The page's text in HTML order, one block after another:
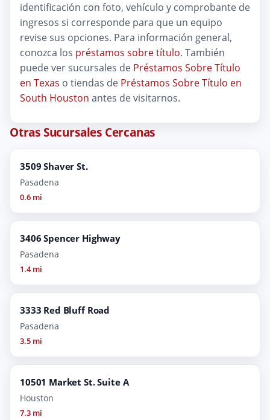
identificación con foto, vehículo y comprobante de
ingresos si corresponde para que un equipo
revise sus opciones. Para información general,
conozca los préstamos sobre título. También
puede ver sucursales de Préstamos Sobre Título
en Texas o tiendas de Préstamos Sobre Título en
South Houston antes de visitarnos.
Otras Sucursales Cercanas
3509 Shaver St.
Pasadena
0.6 mi
3406 Spencer Highway
Pasadena
1.4 mi
3333 Red Bluff Road
Pasadena
3.5 mi
10501 Market St. Suite A
Houston
7.3 mi